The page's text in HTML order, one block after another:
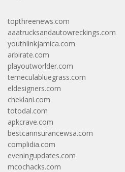
topthreenews.com
aaatrucksandautowreckings.com
youthlinkjamica.com
arbirate.com
playoutworlder.com
temeculabluegrass.com
eldesigners.com
cheklani.com
totodal.com
apkcrave.com
bestcarinsurancewsa.com
complidia.com
eveningupdates.com
mcochacks.com